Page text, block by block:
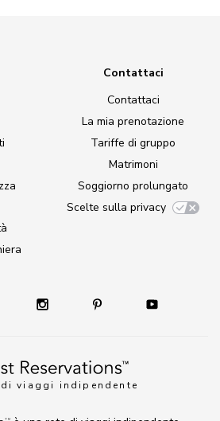
di viaggi indipendente
Contattaci
Contattaci
La mia prenotazione
Tariffe di gruppo
Matrimoni
Soggiorno prolungato
Scelte sulla privacy
TM